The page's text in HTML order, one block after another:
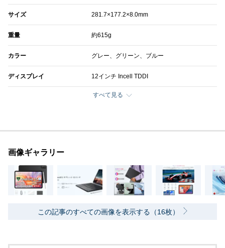
‎サイズ 281.7×177.2×8.0mm
‎重量 約615g
カラー グレー、グリーン、ブルー
ディスプレイ 12インチ Incell TDDI
すべて見る
画像ギャラリー
この記事のすべての画像を表示する（16枚）